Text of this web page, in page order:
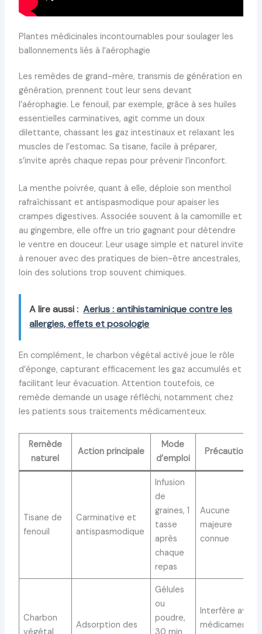
Plantes médicinales incontournables pour soulager les
ballonnements liés à l’aérophagie
Les remèdes de grand-mère, transmis de génération en
génération, prennent tout leur sens devant
l’aérophagie. Le fenouil, par exemple, grâce à ses huiles
essentielles carminatives, agit comme un doux
dilettante, chassant les gaz intestinaux et relaxant les
muscles de l’estomac. Sa tisane, facile à préparer,
s’invite après chaque repas pour prévenir l’inconfort.
La menthe poivrée, quant à elle, déploie son menthol
rafraîchissant et antispasmodique pour apaiser les
crampes digestives. Associée souvent à la camomille et
au gingembre, elle offre un trio gagnant pour détendre
le ventre en douceur. Leur usage simple et naturel invite
à renouer avec des pratiques de bien-être ancestrales,
loin des solutions trop souvent chimiques.
A lire aussi : Aerius : antihistaminique contre les
allergies, effets et posologie
En complément, le charbon végétal activé joue le rôle
d’éponge, capturant efficacement les gaz accumulés et
facilitant leur évacuation. Attention toutefois, ce
remède demande un usage réfléchi, notamment chez
les patients sous traitements médicamenteux.
Remède
naturel
Action principale
Mode
d’emploi
Précautions
Tisane de
fenouil
Carminative et
antispasmodique
Infusion
de
graines, 1
tasse
après
chaque
repas
Aucune
majeure
connue
Charbon
Adsorption des
Gélules
ou
poudre,
Interfère avec
médicaments;